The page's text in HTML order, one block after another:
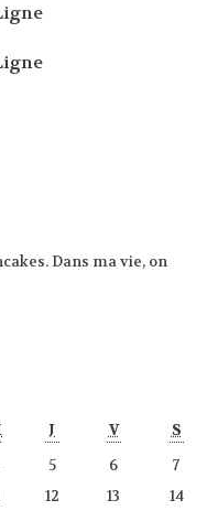
Dans ma vie, on
J V
S
5 6
7
12 13
14